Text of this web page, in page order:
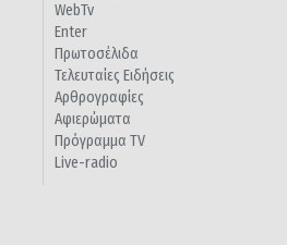
WebTv
Enter
Πρωτοσέλιδα
Τελευταίες Ειδήσεις
Αρθρογραφίες
Αφιερώματα
Πρόγραμμα TV
Live-radio